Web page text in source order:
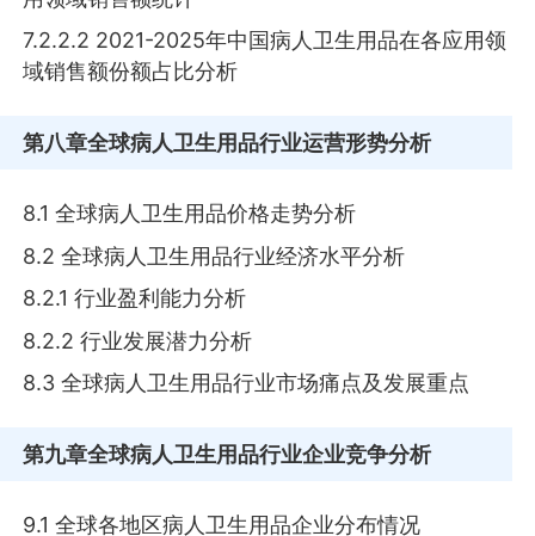
7.2.2.2 2021-2025年中国病人卫生用品在各应用领
域销售额份额占比分析
第八章全球病人卫生用品行业运营形势分析
8.1 全球病人卫生用品价格走势分析
8.2 全球病人卫生用品行业经济水平分析
8.2.1 行业盈利能力分析
8.2.2 行业发展潜力分析
8.3 全球病人卫生用品行业市场痛点及发展重点
第九章全球病人卫生用品行业企业竞争分析
9.1 全球各地区病人卫生用品企业分布情况